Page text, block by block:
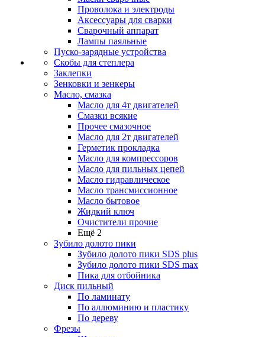
Проволока и электроды
Аксессуары для сварки
Сварочный аппарат
Лампы паяльные
Пуско-зарядные устройства
Скобы для степлера
Заклепки
Зенковки и зенкеры
Масло, смазка
Масло для 4т двигателей
Смазки всякие
Прочее смазочное
Масло для 2т двигателей
Герметик прокладка
Масло для компрессоров
Масло для пильных цепей
Масло гидравлическое
Масло трансмиссионное
Масло бытовое
Жидкий ключ
Очистители прочие
Ещё 2
Зубило долото пики
Зубило долото пики SDS plus
Зубило долото пики SDS max
Пика для отбойника
Диск пильный
По ламинату
По аллюминию и пластику
По дереву
Фрезы